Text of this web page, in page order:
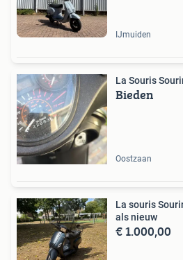
IJmuiden
La Souris
Bieden
Oostzaan
La souris
als nieuw
€ 1.000,00